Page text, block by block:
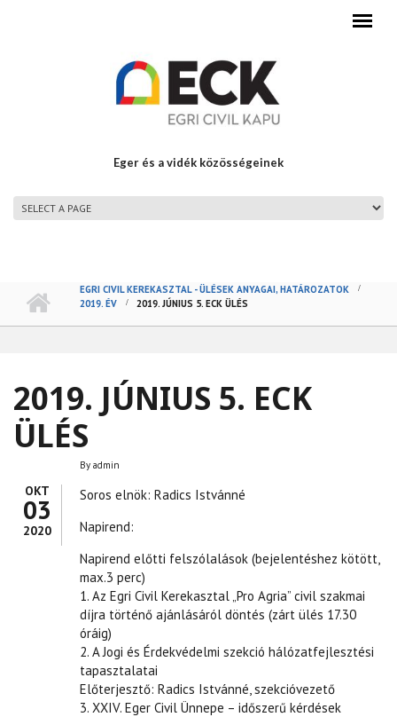
Eger és a vidék közösségeinek
EGRI CIVIL KEREKASZTAL - ÜLÉSEK ANYAGAI, HATÁROZATOK
2019. ÉV
2019. JÚNIUS 5. ECK ÜLÉS
2019. JÚNIUS 5. ECK
ÜLÉS
OKT
03
2020
By admin
Soros elnök: Radics Istvánné
Napirend:
Napirend előtti felszólalások (bejelentéshez kötött,
max.3 perc)
1. Az Egri Civil Kerekasztal „Pro Agria” civil szakmai
díjra történő ajánlásáról döntés (zárt ülés 17.30
óráig)
2. A Jogi és Érdekvédelmi szekció hálózatfejlesztési
tapasztalatai
Előterjesztő: Radics Istvánné, szekcióvezető
3. XXIV. Eger Civil Ünnepe – időszerű kérdések